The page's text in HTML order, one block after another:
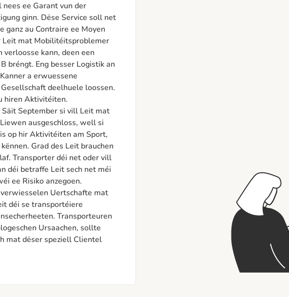
ee Garant vun der
ginn. Dëse Service soll net
ganz au Contraire ee Moyen
Leit mat Mobilitéitsproblemer
verloosse kann, deen een
bréngt. Eng besser Logistik an
a erwuessene
deelhuele loossen.
hiren Aktivitéiten.
September si vill Leit mat
ausgeschloss, well si
op hir Aktivitéiten am Sport,
Grad des Leit brauchen
Transporter déi net oder vill
déi betraffe Leit sech net méi
ee Risiko anzegoen.
Uertschafte mat
déi se transportéiere
Transporteuren
Ursaachen, sollte
mat dëser speziell Clientel